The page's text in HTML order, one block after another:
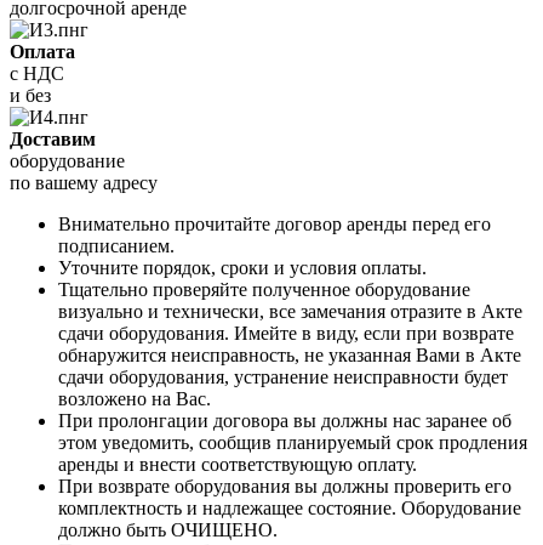
долгосрочной аренде
Оплата
с НДС
и без
Доставим
оборудование
по вашему адресу
Внимательно прочитайте договор аренды перед его
подписанием.
Уточните порядок, сроки и условия оплаты.
Тщательно проверяйте полученное оборудование
визуально и технически, все замечания отразите в Акте
сдачи оборудования. Имейте в виду, если при возврате
обнаружится неисправность, не указанная Вами в Акте
сдачи оборудования, устранение неисправности будет
возложено на Вас.
При пролонгации договора вы должны нас заранее об
этом уведомить, сообщив планируемый срок продления
аренды и внести соответствующую оплату.
При возврате оборудования вы должны проверить его
комплектность и надлежащее состояние. Оборудование
должно быть ОЧИЩЕНО.